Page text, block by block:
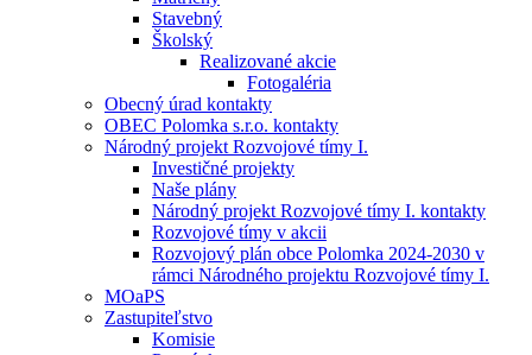
Stavebný
Školský
Realizované akcie
Fotogaléria
Obecný úrad kontakty
OBEC Polomka s.r.o. kontakty
Národný projekt Rozvojové tímy I.
Investičné projekty
Naše plány
Národný projekt Rozvojové tímy I. kontakty
Rozvojové tímy v akcii
Rozvojový plán obce Polomka 2024-2030 v
rámci Národného projektu Rozvojové tímy I.
MOaPS
Zastupiteľstvo
Komisie